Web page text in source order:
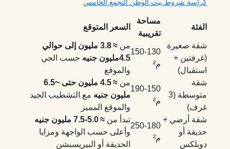
كراسة شروط بيت الوطن التجمع الخامس
الفئة
مساحة
تقريبية
السعر المتوقع
شقة صغيرة
(غرفتين +
استقبال)
130‑150
م²
من
≈ 3.8 مليون إلى حوالي
4.5مليون جنيه
حسب الحي
والموقع
شقة
متوسطة (3
غرف)
150‑190
م²
من
≈ 4.5 مليون حتى ~6.5
مليون جنيه مع التشطيب الجيد
والموقع المميز
شقة أرضي +
حديقة أو
دوبلكس
180‑250
م²
تبدأ من ≈ 5.0‑7.5 مليون جنيه
وأعلى حسب الواجهة ومزايا
الحديقة أو البيريسبشن